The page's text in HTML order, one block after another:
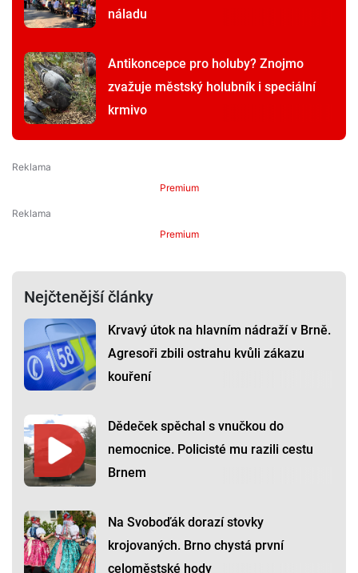
náladu
Antikoncepce pro holuby? Znojmo
zvažuje městský holubník i speciální
krmivo
Premium
Premium
Nejčtenější články
Krvavý útok na hlavním nádraží v Brně.
Agresoři zbili ostrahu kvůli zákazu
kouření
Dědeček spěchal s vnučkou do
nemocnice. Policisté mu razili cestu
Brnem
Na Svoboďák dorazí stovky
krojovaných. Brno chystá první
celoměstské hody